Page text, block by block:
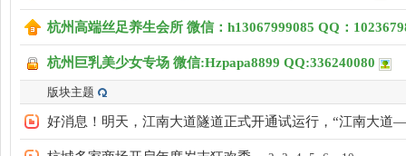
杭州高端丝足养生会所 微信：h13067999085 QQ：
杭州巨乳美少女专场 微信:Hzpapa8899 QQ:336240080
版块主题
好消息！明天，江南大道隧道正式开通试运行，“江南大道